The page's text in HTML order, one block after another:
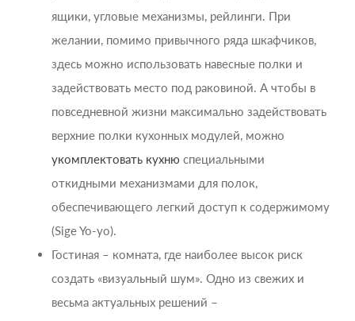
ящики, угловые механизмы, рейлинги. При
желании, помимо привычного ряда шкафчиков,
здесь можно использовать навесные полки и
задействовать место под раковиной. А чтобы в
повседневной жизни максимально задействовать
верхние полки кухонных модулей, можно
укомплектовать кухню специальными
откидными механизмами для полок,
обеспечивающего легкий доступ к содержимому
(Sige Yo-yo).
Гостиная – комната, где наиболее высок риск
создать «визуальный шум». Одно из свежих и
весьма актуальных решений –